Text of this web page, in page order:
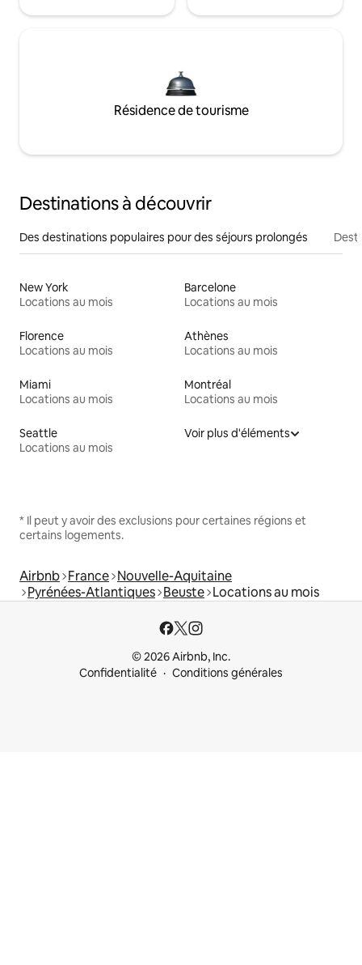
Résidence de tourisme
Destinations à découvrir
Des destinations populaires pour des séjours prolongés
New York
Locations au mois
Barcelone
Locations au mois
Florence
Locations au mois
Athènes
Locations au mois
Miami
Locations au mois
Montréal
Locations au mois
Seattle
Locations au mois
Voir plus d'éléments
* Il peut y avoir des exclusions pour certaines régions et
certains logements.
Airbnb France Nouvelle-Aquitaine
Pyrénées-Atlantiques Beuste Locations au mois
© 2026 Airbnb, Inc.
Confidentialité
Conditions générales